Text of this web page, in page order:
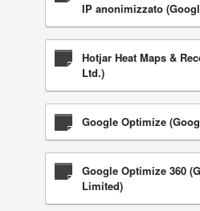
IP anonimizzato
Hotjar Heat Maps &
Ltd.)
Google Optimize
Google Optimize 360
Limited)